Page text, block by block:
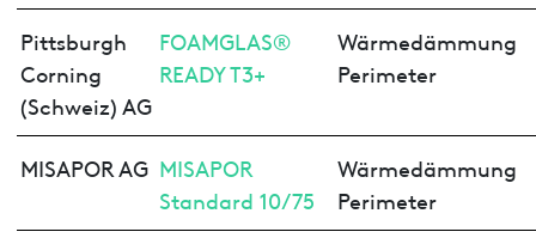
Pittsburgh
Corning
(Schweiz) AG
FOAMGLAS®
READY T3+
Wärmedämmung
Perimeter
MISAPOR AG MISAPOR
Standard 10/75
Wärmedämmung
Perimeter